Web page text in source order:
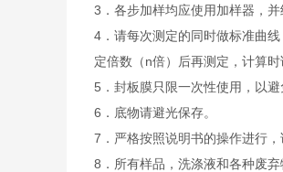
3．各步加样均应使用加样器，
4．请每次测定的同时做标准曲
定倍数（n倍）后再测定，计算
5．封板膜只限一次性使用，以避
6．底物请避光保存。
7．严格按照说明书的操作进行
8．所有样品，洗涤液和各种废弃